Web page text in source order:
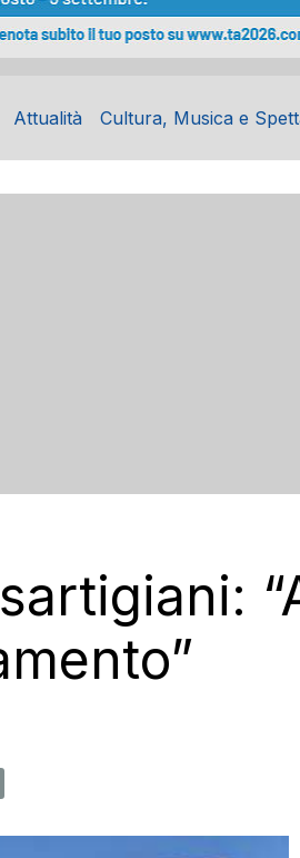
Attualità Cultura, Musica e